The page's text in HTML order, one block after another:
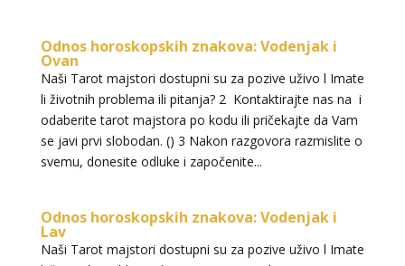
Odnos horoskopskih znakova: Vodenjak i
Ovan
Naši Tarot majstori dostupni su za pozive uživo l Imate
li životnih problema ili pitanja? 2 Kontaktirajte nas na i
odaberite tarot majstora po kodu ili pričekajte da Vam
se javi prvi slobodan. () 3 Nakon razgovora razmislite o
svemu, donesite odluke i započenite...
Odnos horoskopskih znakova: Vodenjak i
Lav
Naši Tarot majstori dostupni su za pozive uživo l Imate